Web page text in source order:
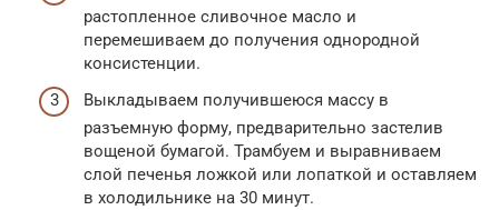
растопленное сливочное масло и
перемешиваем до получения однородной
консистенции.
Выкладываем получившеюся массу в
разъемную форму, предварительно застелив
вощеной бумагой. Трамбуем и выравниваем
слой печенья ложкой или лопаткой и оставляем
в холодильнике на 30 минут.